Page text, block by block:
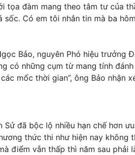
tọa đàm mang theo tâm tư của
Có em tôi nhắn tin mà ba
Bảo, nguyên Phó hiệu trưởng
có những cụm từ mang tính
mốc thời gian”, ông Bảo nhận
đã bộc lộ nhiều hạn chế hơn
thức thi như hiện nay
điểm vẫn thấp thì năm sau phải